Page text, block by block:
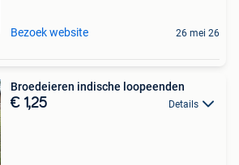
Bezoek website 26 mei 26
Broedeieren indische loopeenden
€ 1,25 Details